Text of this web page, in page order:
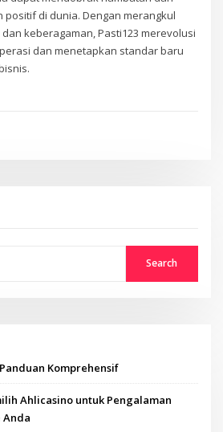
di dunia. Dengan merangkul
keberagaman, Pasti123 merevolusi
dan menetapkan standar baru
Search
Komprehensif
Ahlicasino untuk Pengalaman
Anda